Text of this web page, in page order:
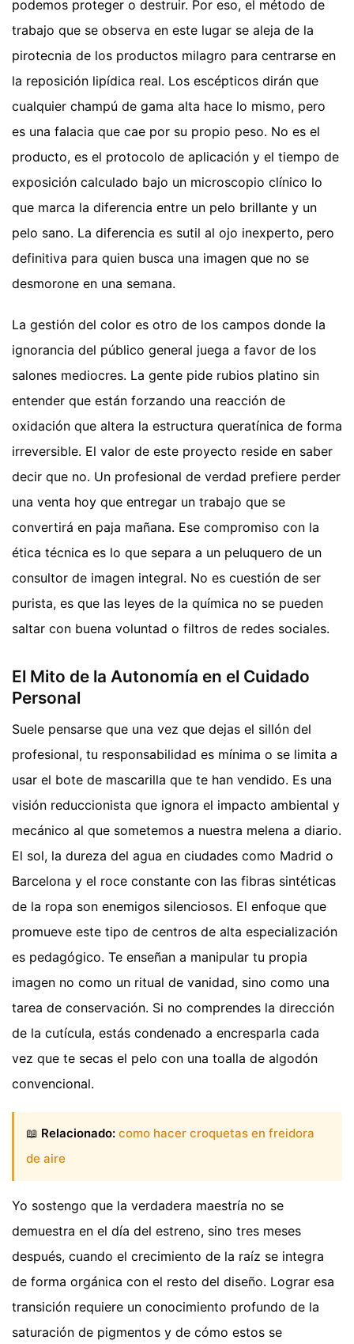
podemos proteger o destruir. Por eso, el método de
trabajo que se observa en este lugar se aleja de la
pirotecnia de los productos milagro para centrarse en
la reposición lipídica real. Los escépticos dirán que
cualquier champú de gama alta hace lo mismo, pero
es una falacia que cae por su propio peso. No es el
producto, es el protocolo de aplicación y el tiempo de
exposición calculado bajo un microscopio clínico lo
que marca la diferencia entre un pelo brillante y un
pelo sano. La diferencia es sutil al ojo inexperto, pero
definitiva para quien busca una imagen que no se
desmorone en una semana.
La gestión del color es otro de los campos donde la
ignorancia del público general juega a favor de los
salones mediocres. La gente pide rubios platino sin
entender que están forzando una reacción de
oxidación que altera la estructura queratínica de forma
irreversible. El valor de este proyecto reside en saber
decir que no. Un profesional de verdad prefiere perder
una venta hoy que entregar un trabajo que se
convertirá en paja mañana. Ese compromiso con la
ética técnica es lo que separa a un peluquero de un
consultor de imagen integral. No es cuestión de ser
purista, es que las leyes de la química no se pueden
saltar con buena voluntad o filtros de redes sociales.
El Mito de la Autonomía en el Cuidado
Personal
Suele pensarse que una vez que dejas el sillón del
profesional, tu responsabilidad es mínima o se limita a
usar el bote de mascarilla que te han vendido. Es una
visión reduccionista que ignora el impacto ambiental y
mecánico al que sometemos a nuestra melena a diario.
El sol, la dureza del agua en ciudades como Madrid o
Barcelona y el roce constante con las fibras sintéticas
de la ropa son enemigos silenciosos. El enfoque que
promueve este tipo de centros de alta especialización
es pedagógico. Te enseñan a manipular tu propia
imagen no como un ritual de vanidad, sino como una
tarea de conservación. Si no comprendes la dirección
de la cutícula, estás condenado a encresparla cada
vez que te secas el pelo con una toalla de algodón
convencional.
📖 Relacionado: como hacer croquetas en freidora
de aire
Yo sostengo que la verdadera maestría no se
demuestra en el día del estreno, sino tres meses
después, cuando el crecimiento de la raíz se integra
de forma orgánica con el resto del diseño. Lograr esa
transición requiere un conocimiento profundo de la
saturación de pigmentos y de cómo estos se